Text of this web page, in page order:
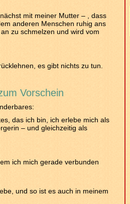
mit meiner Mutter – , dass
anderen Menschen ruhig ans
zu schmelzen und wird vom
es gibt nichts zu tun.
Vorschein
das ich bin, ich erlebe mich als
– und gleichzeitig als
ich mich gerade verbunden
und so ist es auch in meinem